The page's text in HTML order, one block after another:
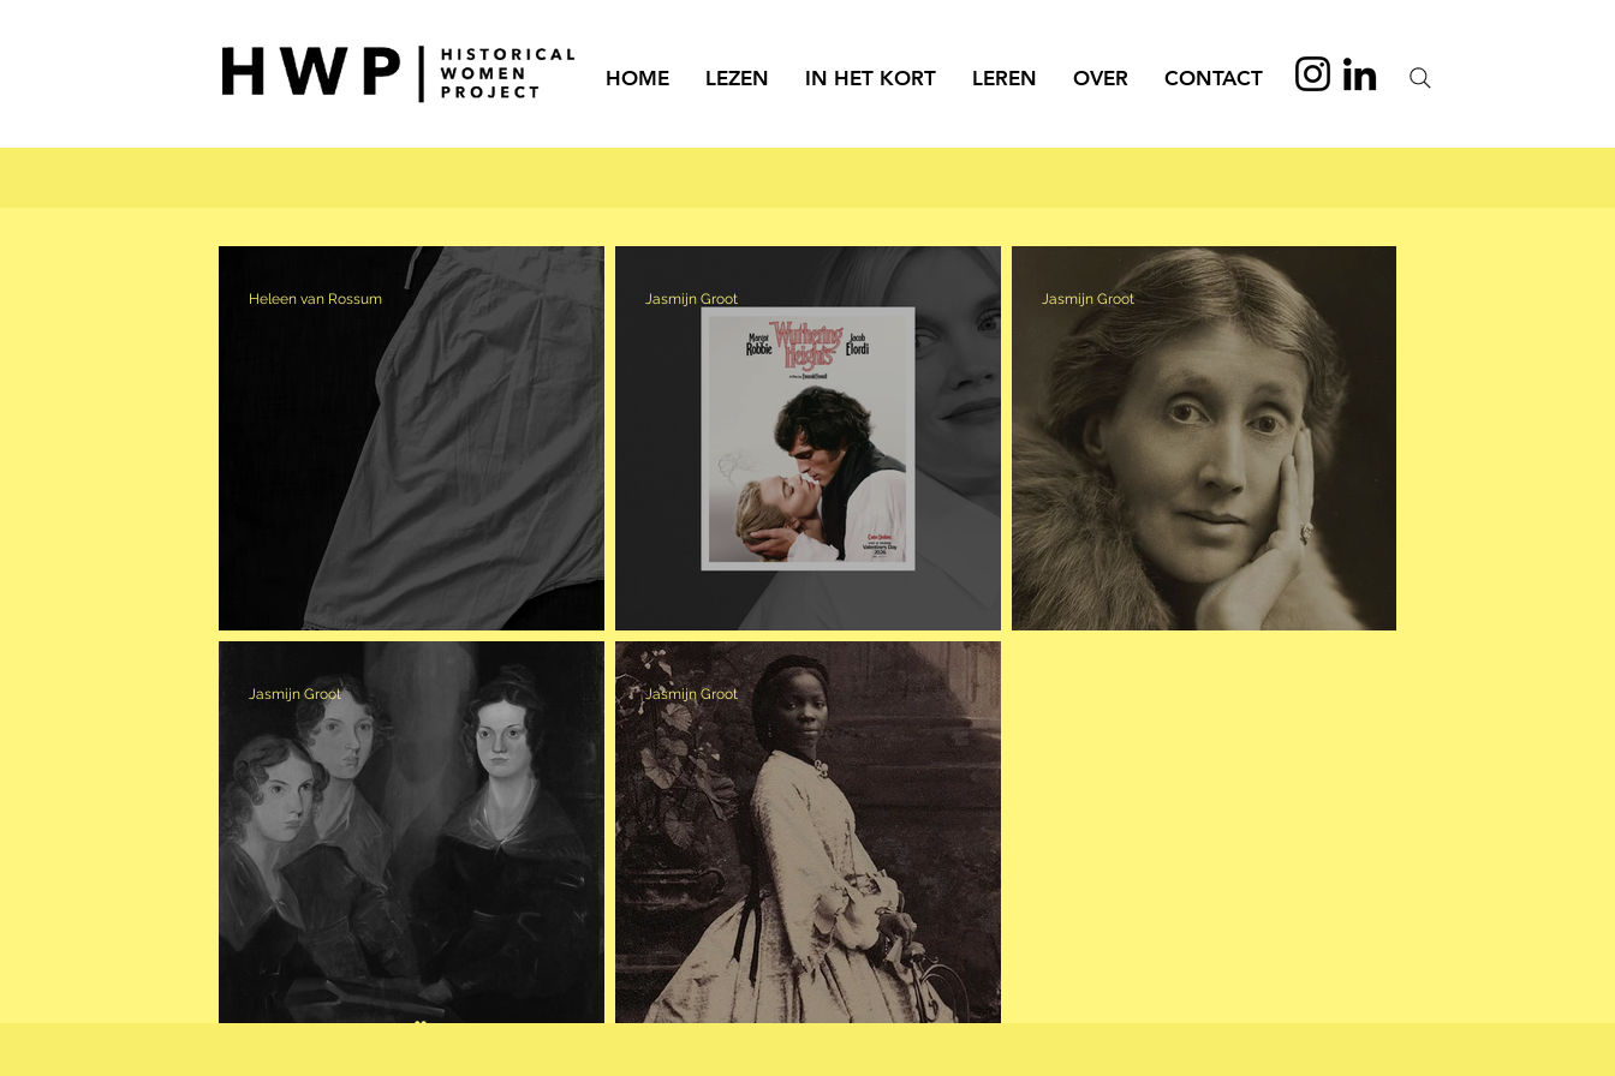
HOME LEZEN IN HET KORT LEREN OVER CONTACT
DE BLOOMER
Heleen van Rossum
WUTHERING HEIGHTS
Jasmijn Groot Jasmijn Groot
Jasmijn Groot Jasmijn Groot